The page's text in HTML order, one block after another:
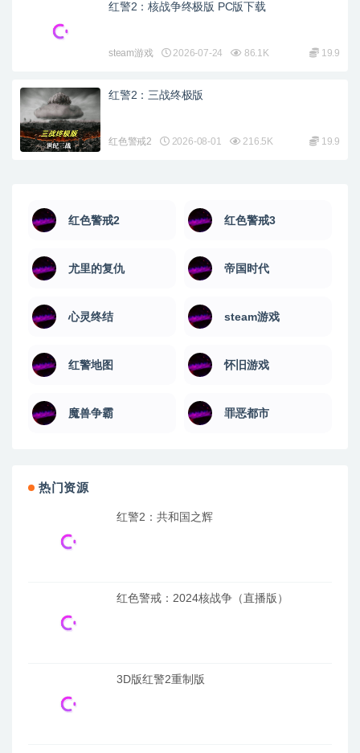
红警2：核战争终极版 PC版下载
steam游戏 2026-07-24 86.1K 19.9
红警2：三战终极版
红色警戒2 2026-08-01 216.5K 19.9
红色警戒2 红色警戒3
尤里的复仇 帝国时代
心灵终结 steam游戏
红警地图 怀旧游戏
魔兽争霸 罪恶都市
热门资源
红警2：共和国之辉
红色警戒：2024核战争（直播版）
3D版红警2重制版